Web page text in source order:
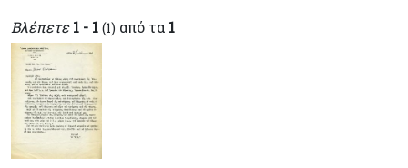
Βλέπετε 1 - 1 (1) από τα 1